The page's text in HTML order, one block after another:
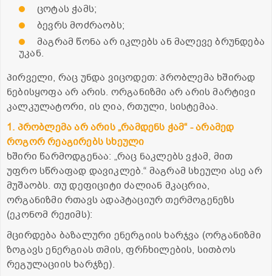
ცოტას ჭამს;
ბევრს მოძრაობს;
მაგრამ წონა არ იკლებს ან მალევე ბრუნდება
უკან.
პირველი, რაც უნდა ვიცოდეთ: პრობლემა ხშირად
ნებისყოფა არ არის. ორგანიზმი არ არის მარტივი
კალკულატორი, ის ღია, რთული, სისტემაა.
1. პრობლემა არ არის „რამდენს ჭამ“ - არამედ
როგორ რეაგირებს სხეული
ხშირი წარმოდგენაა: „რაც ნაკლებს ვჭამ, მით
უფრო სწრაფად დავიკლებ.“ მაგრამ სხეული ასე არ
მუშაობს. თუ დეფიციტი ძალიან მკაცრია,
ორგანიზმი რთავს ადაპტაციურ თერმოგენეზს
(ეკონომ რეჟიმს):
მცირდება ბაზალური ენერგიის ხარჯვა (ორგანიზმი
ზოგავს ენერგიას თმის, ფრჩხილების, სითბოს
რეგულაციის ხარჯზე).